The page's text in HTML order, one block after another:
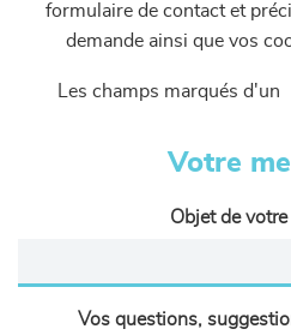
formulaire de contact et
demande ainsi que vos
Les champs marqués d'un
Votre
Objet de
Vos questions,